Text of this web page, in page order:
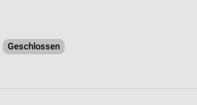
Geschlossen